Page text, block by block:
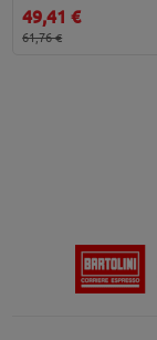
49,41 €
61,76 €